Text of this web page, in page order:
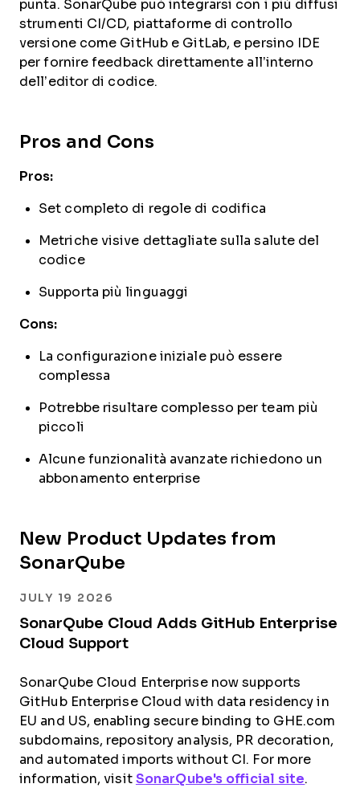
punta. SonarQube può integrarsi con i più diffusi
strumenti CI/CD, piattaforme di controllo
versione come GitHub e GitLab, e persino IDE
per fornire feedback direttamente all’interno
dell’editor di codice.
Pros and Cons
Pros:
Set completo di regole di codifica
Metriche visive dettagliate sulla salute del
codice
Supporta più linguaggi
Cons:
La configurazione iniziale può essere
complessa
Potrebbe risultare complesso per team più
piccoli
Alcune funzionalità avanzate richiedono un
abbonamento enterprise
New Product Updates from
SonarQube
JULY 19 2026
SonarQube Cloud Adds GitHub Enterprise
Cloud Support
SonarQube Cloud Enterprise now supports
GitHub Enterprise Cloud with data residency in
EU and US, enabling secure binding to GHE.com
subdomains, repository analysis, PR decoration,
and automated imports without CI. For more
information, visit SonarQube's official site.